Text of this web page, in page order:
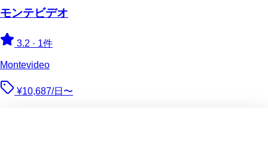
モンテビデオ
3.2 · 1件
Montevideo
¥10,687/日〜